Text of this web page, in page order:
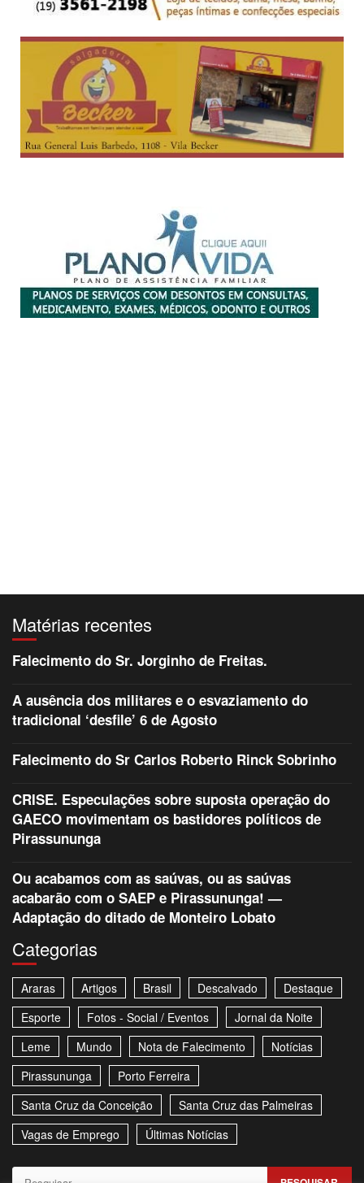
Matérias recentes
Falecimento do Sr. Jorginho de Freitas.
A ausência dos militares e o esvaziamento do
tradicional ‘desfile’ 6 de Agosto
Falecimento do Sr Carlos Roberto Rinck Sobrinho
CRISE. Especulações sobre suposta operação do
GAECO movimentam os bastidores políticos de
Pirassununga
Ou acabamos com as saúvas, ou as saúvas
acabarão com o SAEP e Pirassununga! —
Adaptação do ditado de Monteiro Lobato
Categorias
Araras Artigos Brasil Descalvado
Destaque
Esporte
Fotos - Social / Eventos
Jornal da Noite
Leme
Mundo Nota de Falecimento
Notícias
Pirassununga
Porto Ferreira
Santa Cruz da Conceição
Santa Cruz das Palmeiras
Vagas de Emprego
Últimas Notícias
Pesquisar